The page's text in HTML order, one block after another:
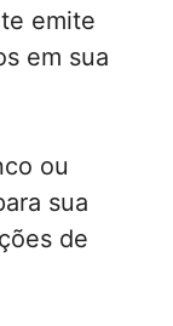
emite
em sua
ou
sua
de